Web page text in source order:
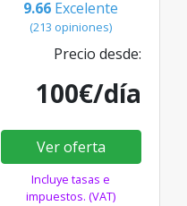
9.66 Excelente
(213 opiniones)
Precio desde:
100€/día
Ver oferta
Incluye tasas e
impuestos. (VAT)